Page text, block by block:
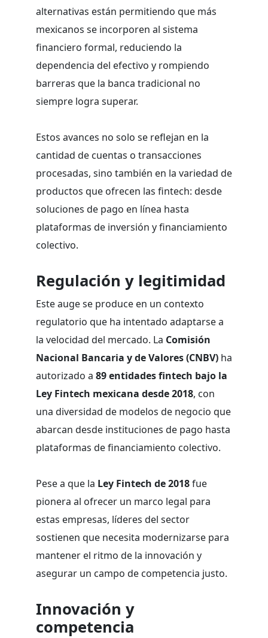
alternativas están permitiendo que más
mexicanos se incorporen al sistema
financiero formal, reduciendo la
dependencia del efectivo y rompiendo
barreras que la banca tradicional no
siempre logra superar.
Estos avances no solo se reflejan en la
cantidad de cuentas o transacciones
procesadas, sino también en la variedad de
productos que ofrecen las fintech: desde
soluciones de pago en línea hasta
plataformas de inversión y financiamiento
colectivo.
Regulación y legitimidad
Este auge se produce en un contexto
regulatorio que ha intentado adaptarse a
la velocidad del mercado. La Comisión
Nacional Bancaria y de Valores (CNBV) ha
autorizado a 89 entidades fintech bajo la
Ley Fintech mexicana desde 2018, con
una diversidad de modelos de negocio que
abarcan desde instituciones de pago hasta
plataformas de financiamiento colectivo.
Pese a que la Ley Fintech de 2018fue
pionera al ofrecer un marco legal para
estas empresas, líderes del sector
sostienen que necesita modernizarse para
mantener el ritmo de la innovación y
asegurar un campo de competencia justo.
Innovación y
competencia